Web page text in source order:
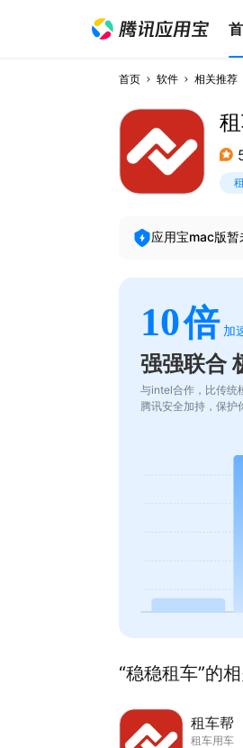
首页 软件 相关推荐
应用宝mac版
10倍 加
强强联合
与intel合作，比传统
腾讯安全加持，保护
“稳稳租车”的
租车帮
租车用车